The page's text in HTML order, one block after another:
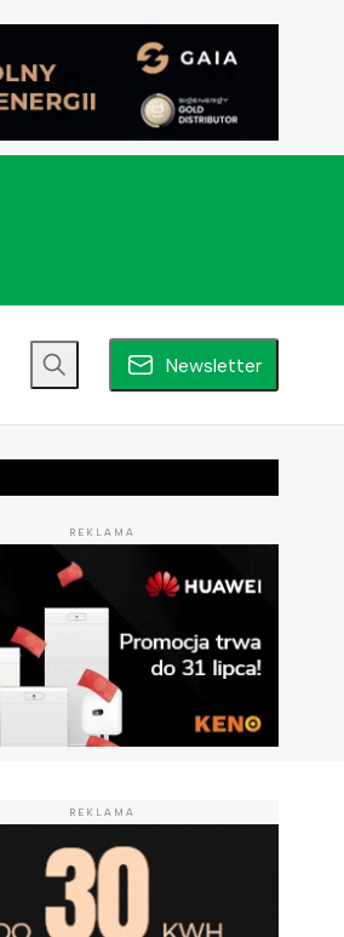
Newsletter
REKLAMA
REKLAMA